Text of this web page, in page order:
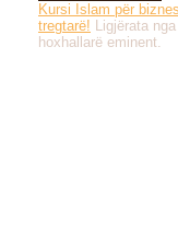
Kursi Islam për
tregtarë! Ligjërata nga
hoxhallarë eminent.